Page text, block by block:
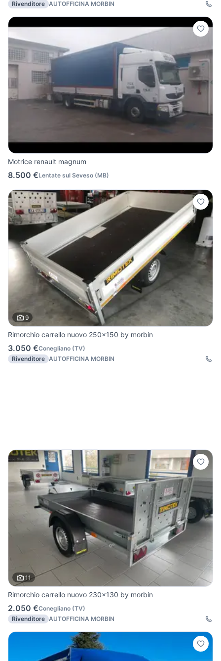
Rivenditore AUTOFFICINA MORBIN
Motrice renault magnum
8.500 €Lentate sul Seveso (MB)
9
Rimorchio carrello nuovo 250x150 by morbin
3.050 €Conegliano (TV)
Rivenditore AUTOFFICINA MORBIN
11
Rimorchio carrello nuovo 230x130 by morbin
2.050 €Conegliano (TV)
Rivenditore AUTOFFICINA MORBIN